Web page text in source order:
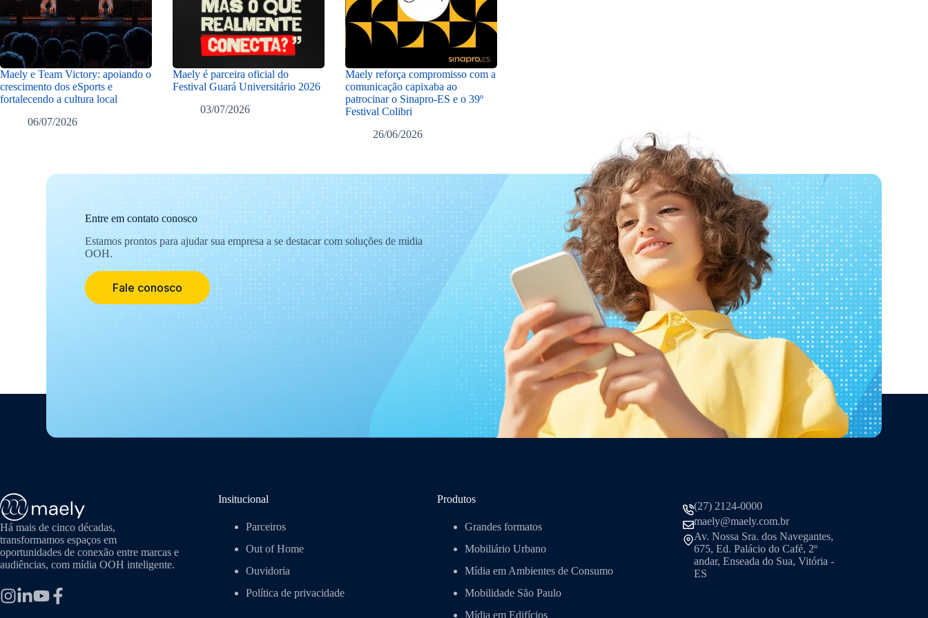
Maely e Team Victory: apoiando o
crescimento dos eSports e
fortalecendo a cultura local
06/07/2026
Maely é parceira oficial do
Festival Guará Universitário 2026
03/07/2026
Maely reforça compromisso com a
comunicação capixaba ao
patrocinar o Sinapro-ES e o 39º
Festival Colibri
26/06/2026
Entre em contato conosco
Estamos prontos para ajudar sua empresa a se destacar com soluções de midia
OOH.
Fale conosco
Há mais de cinco décadas,
transformamos espaços em
oportunidades de conexão entre marcas e
audiências, com mídia OOH inteligente.
Insitucional
Parceiros
Out of Home
Ouvidoria
Política de privacidade
Produtos
Grandes formatos
Mobiliário Urbano
Mídia em Ambientes de Consumo
Mobilidade São Paulo
Mídia em Edifícios
(27) 2124-0000
maely@maely.com.br
Av. Nossa Sra. dos Navegantes,
675, Ed. Palácio do Café, 2º
andar, Enseada do Sua, Vitória -
ES